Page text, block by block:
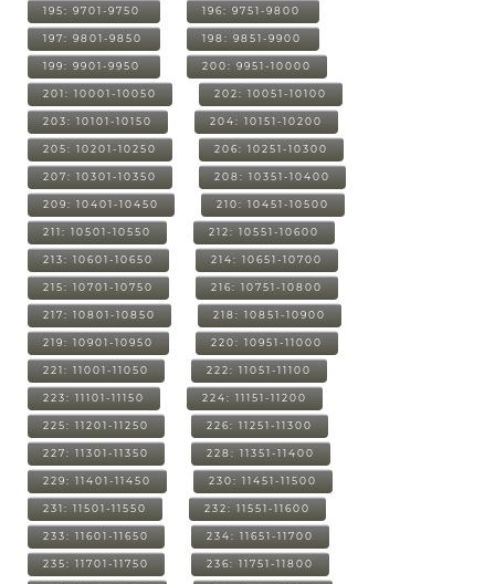
195: 9701-9750 196: 9751-9800
197: 9801-9850 198: 9851-9900
199: 9901-9950 200: 9951-10000
201: 10001-10050 202: 10051-10100
203: 10101-10150 204: 10151-10200
205: 10201-10250 206: 10251-10300
207: 10301-10350 208: 10351-10400
209: 10401-10450 210: 10451-10500
211: 10501-10550 212: 10551-10600
213: 10601-10650 214: 10651-10700
215: 10701-10750 216: 10751-10800
217: 10801-10850 218: 10851-10900
219: 10901-10950 220: 10951-11000
221: 11001-11050 222: 11051-11100
223: 11101-11150 224: 11151-11200
225: 11201-11250 226: 11251-11300
227: 11301-11350 228: 11351-11400
229: 11401-11450 230: 11451-11500
231: 11501-11550 232: 11551-11600
233: 11601-11650 234: 11651-11700
235: 11701-11750 236: 11751-11800